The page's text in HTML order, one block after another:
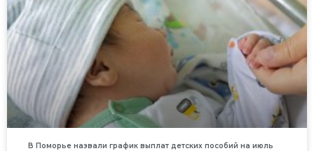
В Поморье назвали график выплат детских пособий на июль